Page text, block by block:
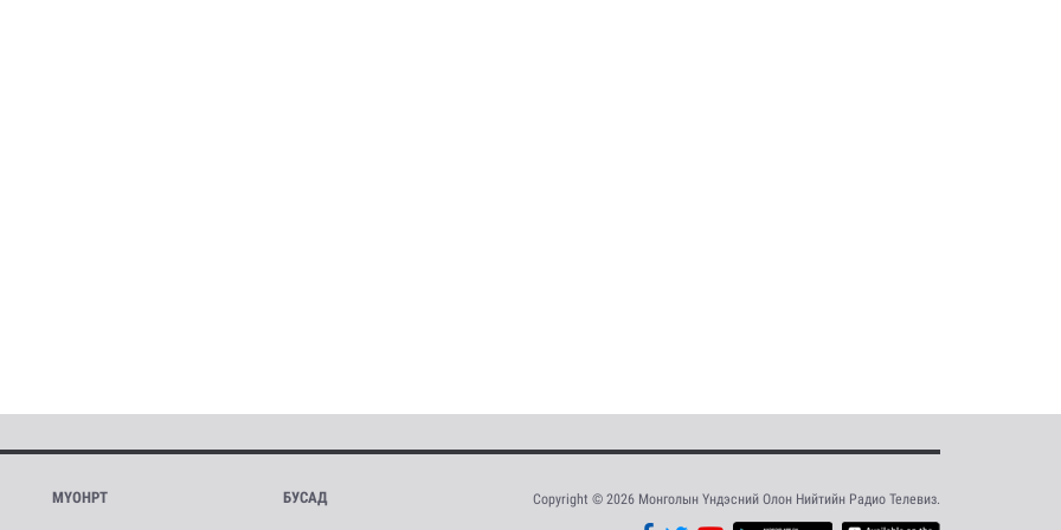
МҮОНРТ БУСАД Copyright © 2026 Монголын Үндэсний Олон Нийтийн Радио Телевиз.